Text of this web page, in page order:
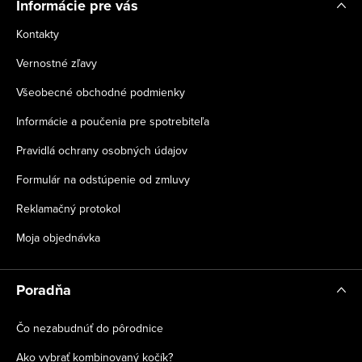
Informácie pre vás
Kontakty
Vernostné zľavy
Všeobecné obchodné podmienky
Informácie a poučenia pre spotrebiteľa
Pravidlá ochrany osobných údajov
Formulár na odstúpenie od zmluvy
Reklamačný protokol
Moja objednávka
Poradňa
Čo nezabudnúť do pôrodnice
Ako vybrať kombinovaný kočík?